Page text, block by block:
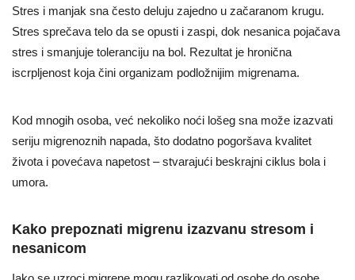
Stres i manjak sna često deluju zajedno u začaranom krugu.
Stres sprečava telo da se opusti i zaspi, dok nesanica pojačava
stres i smanjuje toleranciju na bol. Rezultat je hronična
iscrpljenost koja čini organizam podložnijim migrenama.
Kod mnogih osoba, već nekoliko noći lošeg sna može izazvati
seriju migrenoznih napada, što dodatno pogoršava kvalitet
života i povećava napetost – stvarajući beskrajni ciklus bola i
umora.
Kako prepoznati migrenu izazvanu stresom i
nesanicom